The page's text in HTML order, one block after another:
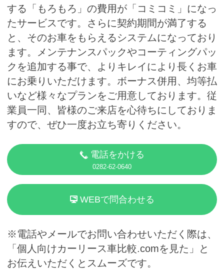
する「もろもろ」の費用が「コミコミ」になっ
たサービスです。さらに契約期間が満了する
と、そのお車をもらえるシステムになっており
ます。メンテナンスパックやコーティングパッ
クを追加する事で、よりキレイにより長くお車
にお乗りいただけます。ボーナス併用、均等払
いなど様々なプランをご用意しております。従
業員一同、皆様のご来店を心待ちにしておりま
すので、ぜひ一度お立ち寄りください。
電話をかける
0282-62-0640
WEBで問合わせる
※電話やメールでお問い合わせいただく際は、
「個人向けカーリース車比較.comを見た」と
お伝えいただくとスムーズです。